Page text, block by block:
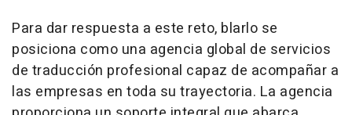
Para dar respuesta a este reto, blarlo se
posiciona como una agencia global de servicios
de traducción profesional capaz de acompañar a
las empresas en toda su trayectoria. La agencia